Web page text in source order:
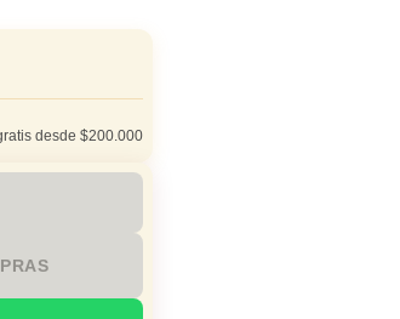
desde $200.000